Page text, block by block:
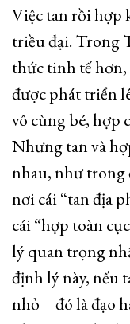
Việc tan rồi hợp
triều đại. Trong
thức tinh tế
được phát triển
vô cùng bé, hợp
Nhưng tan và
nhau, như
nơi cái “tan địa
cái “hợp toàn
lý quan trọng
định lý này, nếu
nhỏ – đó là đạo